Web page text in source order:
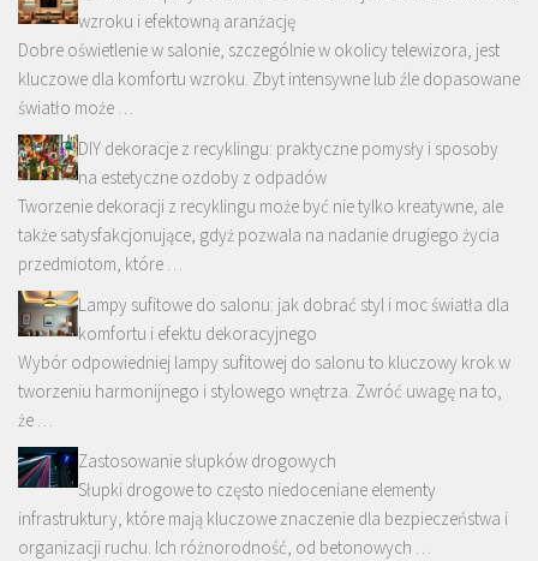
wzroku i efektowną aranżację
Dobre oświetlenie w salonie, szczególnie w okolicy telewizora, jest
kluczowe dla komfortu wzroku. Zbyt intensywne lub źle dopasowane
światło może …
DIY dekoracje z recyklingu: praktyczne pomysły i sposoby
na estetyczne ozdoby z odpadów
Tworzenie dekoracji z recyklingu może być nie tylko kreatywne, ale
także satysfakcjonujące, gdyż pozwala na nadanie drugiego życia
przedmiotom, które …
Lampy sufitowe do salonu: jak dobrać styl i moc światła dla
komfortu i efektu dekoracyjnego
Wybór odpowiedniej lampy sufitowej do salonu to kluczowy krok w
tworzeniu harmonijnego i stylowego wnętrza. Zwróć uwagę na to,
że …
Zastosowanie słupków drogowych
Słupki drogowe to często niedoceniane elementy
infrastruktury, które mają kluczowe znaczenie dla bezpieczeństwa i
organizacji ruchu. Ich różnorodność, od betonowych …